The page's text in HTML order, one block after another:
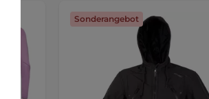
Sonderangebot